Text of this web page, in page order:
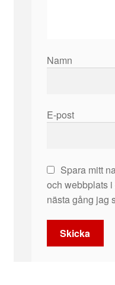
Namn
E-post
Spara mitt
och webbplats
nästa gång jag